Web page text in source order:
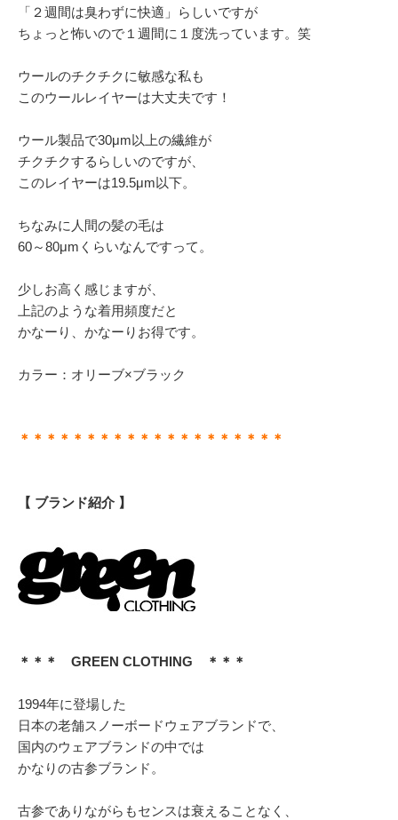
「２週間は臭わずに快適」らしいですが
ちょっと怖いので１週間に１度洗っています。笑
ウールのチクチクに敏感な私も
このウールレイヤーは大丈夫です！
ウール製品で30μm以上の繊維が
チクチクするらしいのですが、
このレイヤーは19.5μm以下。
ちなみに人間の髪の毛は
60～80μmくらいなんですって。
少しお高く感じますが、
上記のような着用頻度だと
かなーり、かなーりお得です。
カラー：オリーブ×ブラック
＊＊＊＊＊＊＊＊＊＊＊＊＊＊＊＊＊＊＊＊
【 ブランド紹介 】
＊＊＊ GREEN CLOTHING ＊＊＊
1994年に登場した
日本の老舗スノーボードウェアブランドで、
国内のウェアブランドの中では
かなりの古参ブランド。
古参でありながらもセンスは衰えることなく、